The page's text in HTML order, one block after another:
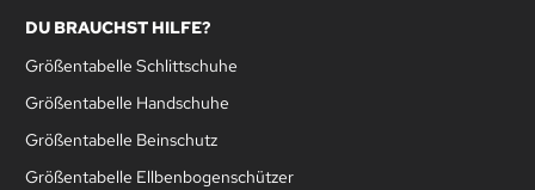
DU BRAUCHST HILFE?
Größentabelle Schlittschuhe
Größentabelle Handschuhe
Größentabelle Beinschutz
Größentabelle Ellbenbogenschützer